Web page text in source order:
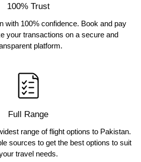
100% Trust
with 100% confidence. Book and pay
your transactions on a secure and
platform.
Full Range
range of flight options to Pakistan.
sources to get the best options to suit
travel needs.